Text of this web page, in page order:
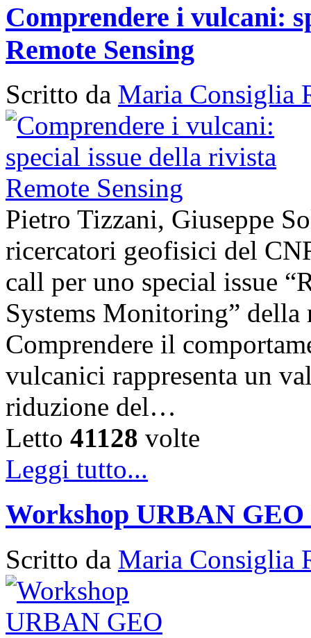
Comprendere i vulcani:
Remote Sensing
Scritto da Maria Consiglia
Pietro Tizzani, Giuseppe
ricercatori geofisici del
call per uno special issue
Systems Monitoring”
Comprendere il
vulcanici rappresenta un
riduzione del…
Letto 41128 volte
Leggi tutto...
Workshop URBAN
Scritto da Maria Consiglia